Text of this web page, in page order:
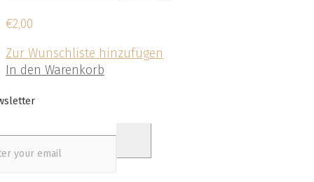
€2,00
Zur Wunschliste hinzufügen
In den Warenkorb